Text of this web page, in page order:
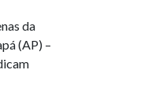
da
(AP) –